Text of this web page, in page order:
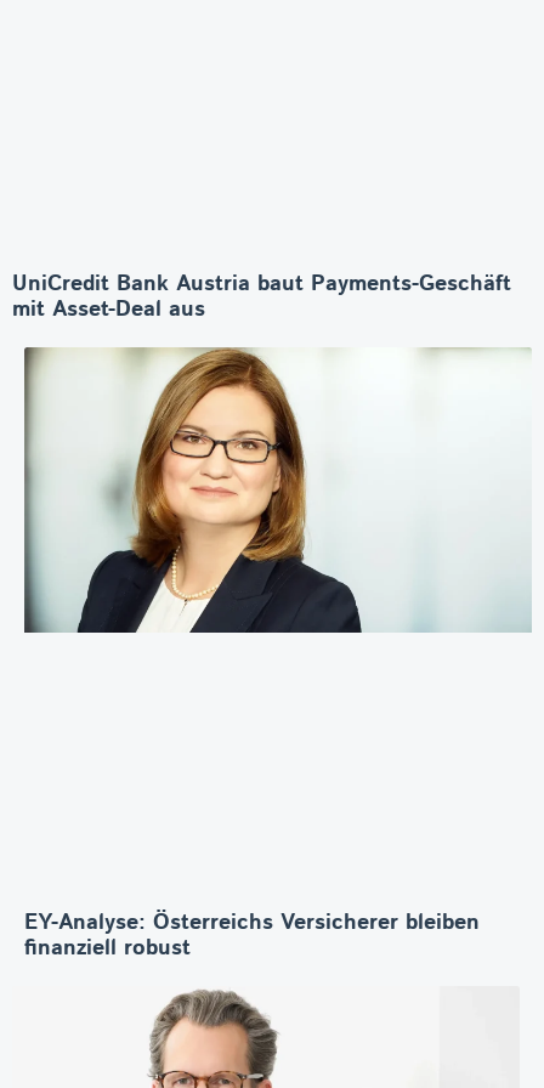
UniCredit Bank Austria baut Payments-Geschäft
mit Asset-Deal aus
EY-Analyse: Österreichs Versicherer bleiben
finanziell robust